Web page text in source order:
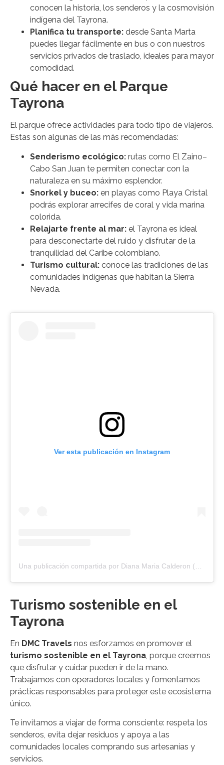
conocen la historia, los senderos y la cosmovisión
indígena del Tayrona.
Planifica tu transporte: desde Santa Marta
puedes llegar fácilmente en bus o con nuestros
servicios privados de traslado, ideales para mayor
comodidad.
Qué hacer en el Parque
Tayrona
El parque ofrece actividades para todo tipo de viajeros.
Estas son algunas de las más recomendadas:
Senderismo ecológico: rutas como El Zaino–
Cabo San Juan te permiten conectar con la
naturaleza en su máximo esplendor.
Snorkel y buceo: en playas como Playa Cristal
podrás explorar arrecifes de coral y vida marina
colorida.
Relajarte frente al mar: el Tayrona es ideal
para desconectarte del ruido y disfrutar de la
tranquilidad del Caribe colombiano.
Turismo cultural: conoce las tradiciones de las
comunidades indígenas que habitan la Sierra
Nevada.
Ver esta publicación en Instagram
Turismo sostenible en el
Tayrona
En DMC Travels nos esforzamos en promover el
turismo sostenible en el Tayrona, porque creemos
que disfrutar y cuidar pueden ir de la mano.
Trabajamos con operadores locales y fomentamos
prácticas responsables para proteger este ecosistema
único.
Te invitamos a viajar de forma consciente: respeta los
senderos, evita dejar residuos y apoya a las
comunidades locales comprando sus artesanías y
servicios.